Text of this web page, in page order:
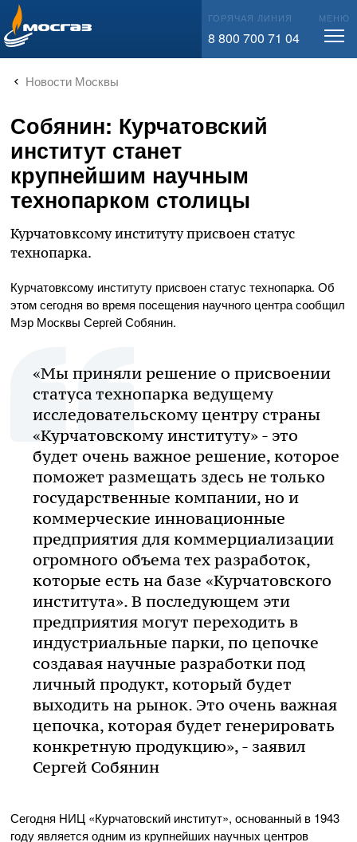
info@mos-gaz.ru ГОРЯЧАЯ ЛИНИЯ
8 800 700 71 04
МЕНЮ
Новости Москвы
Собянин: Курчатовский
институт станет
крупнейшим научным
технопарком столицы
Курчатовксому институту присвоен статус
технопарка.
Курчатовксому институту присвоен статус технопарка. Об
этом сегодня во время посещения научного центра сообщил
Мэр Москвы Сергей Собянин.
«Мы приняли решение о присвоении
статуса технопарка ведущему
исследовательскому центру страны
«Курчатовскому институту» - это
будет очень важное решение, которое
поможет размещать здесь не только
государственные компании, но и
коммерческие инновационные
предприятия для коммерциализации
огромного объема тех разработок,
которые есть на базе «Курчатовского
института». В последующем эти
предприятия могут переходить в
индустриальные парки, по цепочке
создавая научные разработки под
личный продукт, который будет
выходить на рынок. Это очень важная
цепочка, которая будет генерировать
конкретную продукцию», - заявил
Сергей Собянин
Сегодня НИЦ «Курчатовский институт», основанный в 1943
году является одним из крупнейших научных центров